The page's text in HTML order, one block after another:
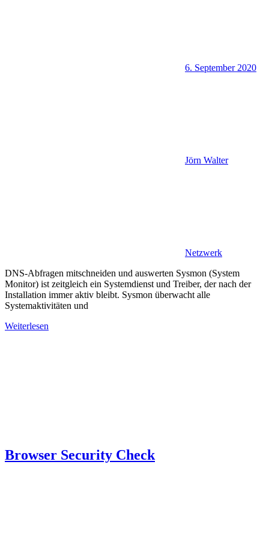
6. September 2020
Jörn Walter
Netzwerk
DNS-Abfragen mitschneiden und auswerten Sysmon (System
Monitor) ist zeitgleich ein Systemdienst und Treiber, der nach der
Installation immer aktiv bleibt. Sysmon überwacht alle
Systemaktivitäten und
Weiterlesen
Browser Security Check